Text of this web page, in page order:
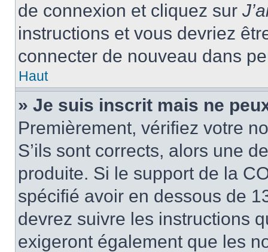
de connexion et cliquez sur
instructions et vous devriez
connecter de nouveau dans
Haut
» Je suis inscrit mais ne
Premièrement, vérifiez votre
S’ils sont corrects, alors une
produite. Si le support de la
spécifié avoir en dessous de
devrez suivre les instructions
exigeront également que les